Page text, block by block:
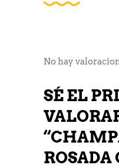
No hay
SÉ EL
ROSADA